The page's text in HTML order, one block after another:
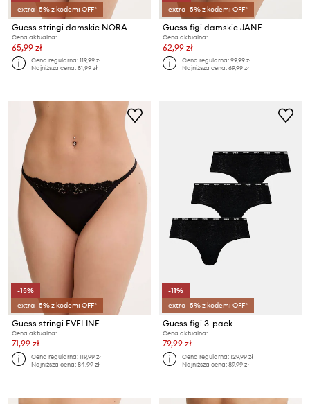
extra -5% z kodem: OFF*
Guess stringi damskie NORA
Cena aktualna:
65,99 zł
Cena regularna:119,99 zł
Najniższa cena:81,99 zł
extra -5% z kodem: OFF*
Guess figi damskie JANE
Cena aktualna:
62,99 zł
Cena regularna:99,99 zł
Najniższa cena:69,99 zł
-15%
extra -5% z kodem: OFF*
Guess stringi EVELINE
Cena aktualna:
71,99 zł
Cena regularna:119,99 zł
Najniższa cena:84,99 zł
-11%
extra -5% z kodem: OFF*
Guess figi 3-pack
Cena aktualna:
79,99 zł
Cena regularna:129,99 zł
Najniższa cena:89,99 zł